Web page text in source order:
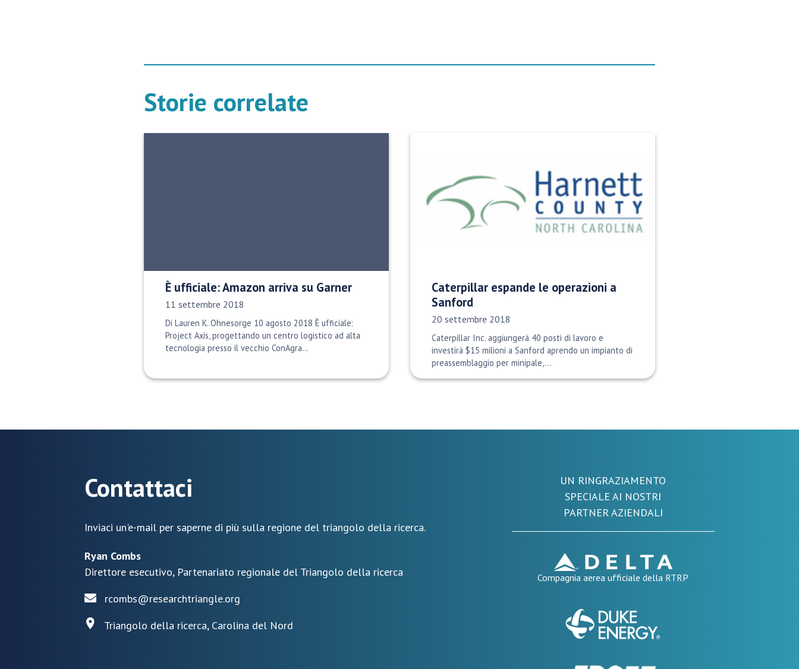
Storie correlate
È ufficiale: Amazon arriva su Garner
Data di pubblicazione:
11 settembre 2018
Di Lauren K. Ohnesorge 10 agosto 2018 È ufficiale:
Project Axis, progettando un centro logistico ad alta
tecnologia presso il vecchio ConAgra...
Caterpillar espande le operazioni a
Sanford
Data di pubblicazione:
20 settembre 2018
Caterpillar Inc. aggiungerà 40 posti di lavoro e
investirà $15 milioni a Sanford aprendo un impianto di
preassemblaggio per minipale,...
Contattaci
Inviaci un'e-mail per saperne di più sulla regione del triangolo della ricerca.
Ryan Combs
Direttore esecutivo, Partenariato regionale del Triangolo della ricerca
rcombs@researchtriangle.org
Triangolo della ricerca, Carolina del Nord
UN RINGRAZIAMENTO
SPECIALE AI NOSTRI
PARTNER AZIENDALI
Compagnia aerea ufficiale della RTRP